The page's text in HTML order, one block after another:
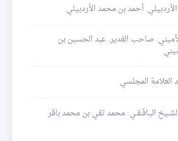
أحمد بن محمد الأردبيلي
صاحب الغدير. عبد الحسين بن
العلامة المجلسي
البـافَـقـي: محمد تقي بن محمد باقر